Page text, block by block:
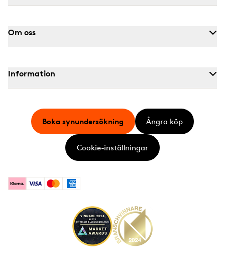
Om oss
Information
KlarnaVisa MastercardAmerican Express
Boka synundersökning Ångra köp
Cookie-inställningar